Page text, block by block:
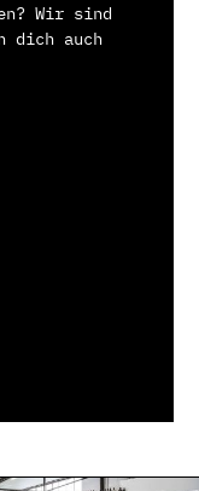
Wir sind
dich auch